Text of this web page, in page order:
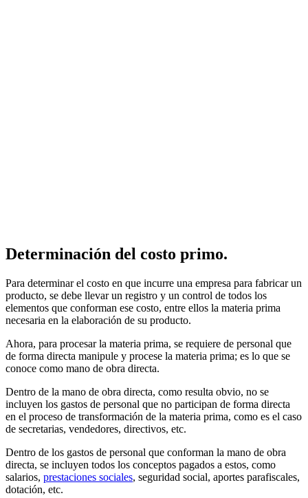
Determinación del costo primo.
Para determinar el costo en que incurre una empresa para fabricar un
producto, se debe llevar un registro y un control de todos los
elementos que conforman ese costo, entre ellos la materia prima
necesaria en la elaboración de su producto.
Ahora, para procesar la materia prima, se requiere de personal que
de forma directa manipule y procese la materia prima; es lo que se
conoce como mano de obra directa.
Dentro de la mano de obra directa, como resulta obvio, no se
incluyen los gastos de personal que no participan de forma directa
en el proceso de transformación de la materia prima, como es el caso
de secretarias, vendedores, directivos, etc.
Dentro de los gastos de personal que conforman la mano de obra
directa, se incluyen todos los conceptos pagados a estos, como
salarios, prestaciones sociales, seguridad social, aportes parafiscales,
dotación, etc.